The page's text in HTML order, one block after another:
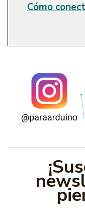
Cómo